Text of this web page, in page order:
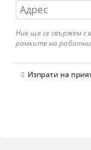
Ние ще се свържем с
рамките на
Изпрати на